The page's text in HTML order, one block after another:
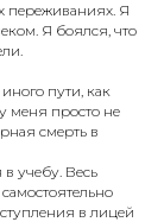
переживаниях. Я
Я боялся, что
пути, как
меня просто не
смерть в
учебу. Весь
в лицей